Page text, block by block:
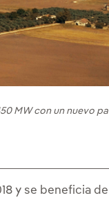
MW con un nuevo
y se beneficia